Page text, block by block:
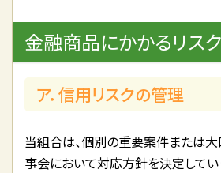
金融商品にかかるリス
ア．信用リスクの管理
当組合は、個別の重要案件または
事会において対応方針を決定してい